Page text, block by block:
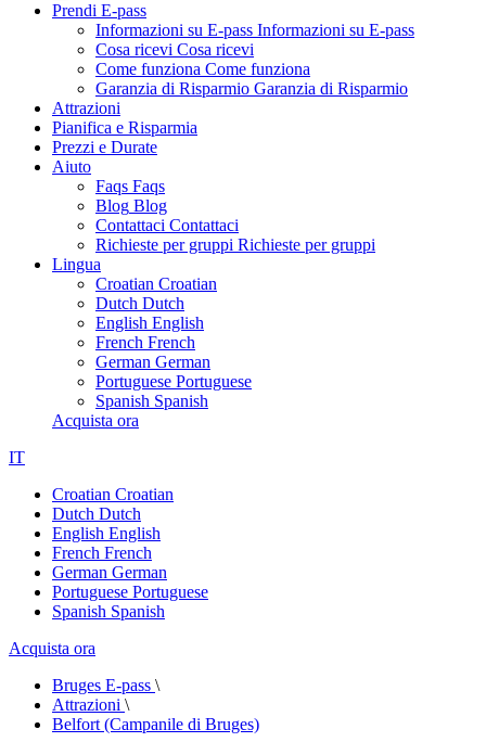
Prendi E-pass
Informazioni su E-pass Informazioni su E-pass
Cosa ricevi Cosa ricevi
Come funziona Come funziona
Garanzia di Risparmio Garanzia di Risparmio
Attrazioni
Pianifica e Risparmia
Prezzi e Durate
Aiuto
Faqs Faqs
Blog Blog
Contattaci Contattaci
Richieste per gruppi Richieste per gruppi
Lingua
Croatian Croatian
Dutch Dutch
English English
French French
German German
Portuguese Portuguese
Spanish Spanish
Acquista ora
IT
Croatian Croatian
Dutch Dutch
English English
French French
German German
Portuguese Portuguese
Spanish Spanish
Acquista ora
Bruges E-pass \
Attrazioni \
Belfort (Campanile di Bruges)